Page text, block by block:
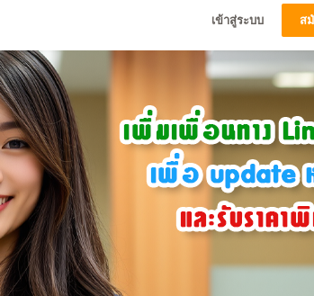
เข้าสู่ระบบ ส